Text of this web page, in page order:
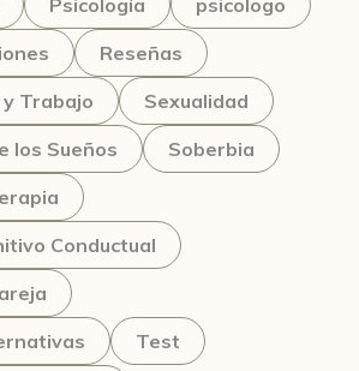
Psicología
psicologo
Reseñas
Trabajo
Sexualidad
los Sueños
Soberbia
Conductual
Test